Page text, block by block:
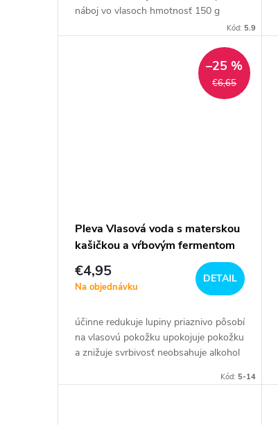
náboj vo vlasoch hmotnosť 150 g
Kód: 5.9
€6,65
–25 %
Pleva Vlasová voda s materskou
kašičkou a vŕbovým fermentom
€4,95
Na objednávku
DETAIL
účinne redukuje lupiny priaznivo pôsobí
na vlasovú pokožku upokojuje pokožku
a znižuje svrbivosť neobsahuje alkohol
Kód: 5-14